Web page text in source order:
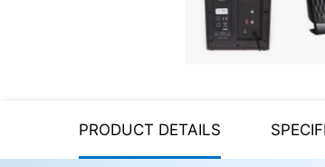
Video conferencing
PRODUCT DETAILS